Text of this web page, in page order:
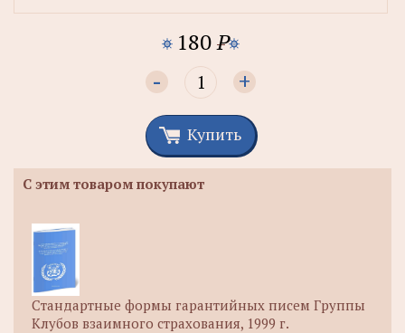
180P
- +
Купить
С этим товаром покупают
Стандартные формы гарантийных писем Группы
Клубов взаимного страхования, 1999 г.